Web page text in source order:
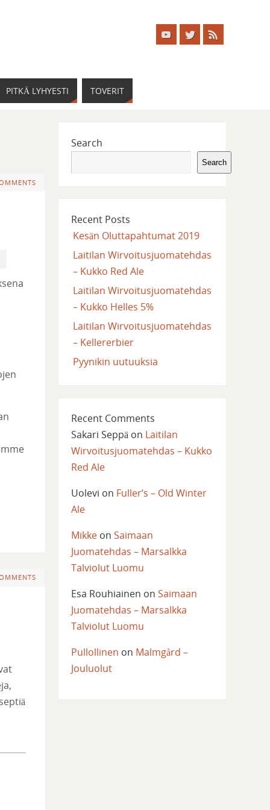
PITKÄ LYHYESTI TOVERIT
Search
Search
Recent Posts
Kesän Oluttapahtumat 2019
Laitilan Wirvoitusjuomatehdas
– Kukko Red Ale
Laitilan Wirvoitusjuomatehdas
– Kukko Helles 5%
Laitilan Wirvoitusjuomatehdas
– Kellererbier
Pyynikin uutuuksia
Recent Comments
Sakari Seppäon Laitilan
Wirvoitusjuomatehdas – Kukko
Red Ale
Uolevi on Fuller’s – Old Winter
Ale
Mikkeon Saimaan
Juomatehdas – Marsalkka
Talviolut Luomu
Esa Rouhiainen on Saimaan
Juomatehdas – Marsalkka
Talviolut Luomu
Pullollinen on Malmgård –
Jouluolut